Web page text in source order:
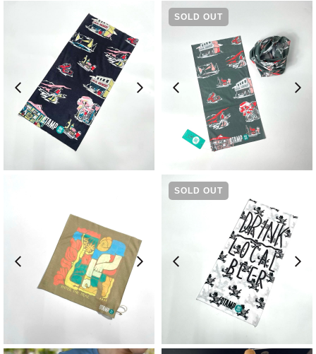
¥2,200
SOLD OUT
¥1,980
SOLD OUT
2,200